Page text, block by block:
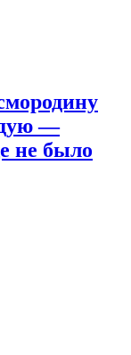
—
не было